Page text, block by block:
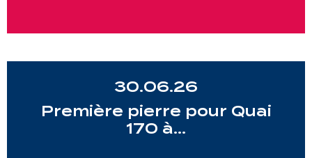
30.06.26
Première pierre pour Quai
170 à…